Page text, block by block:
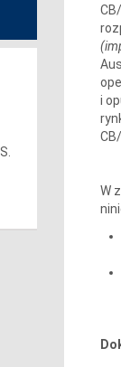
i
W